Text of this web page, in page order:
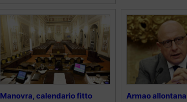
Manovra, calendario fitto
Armao allontana